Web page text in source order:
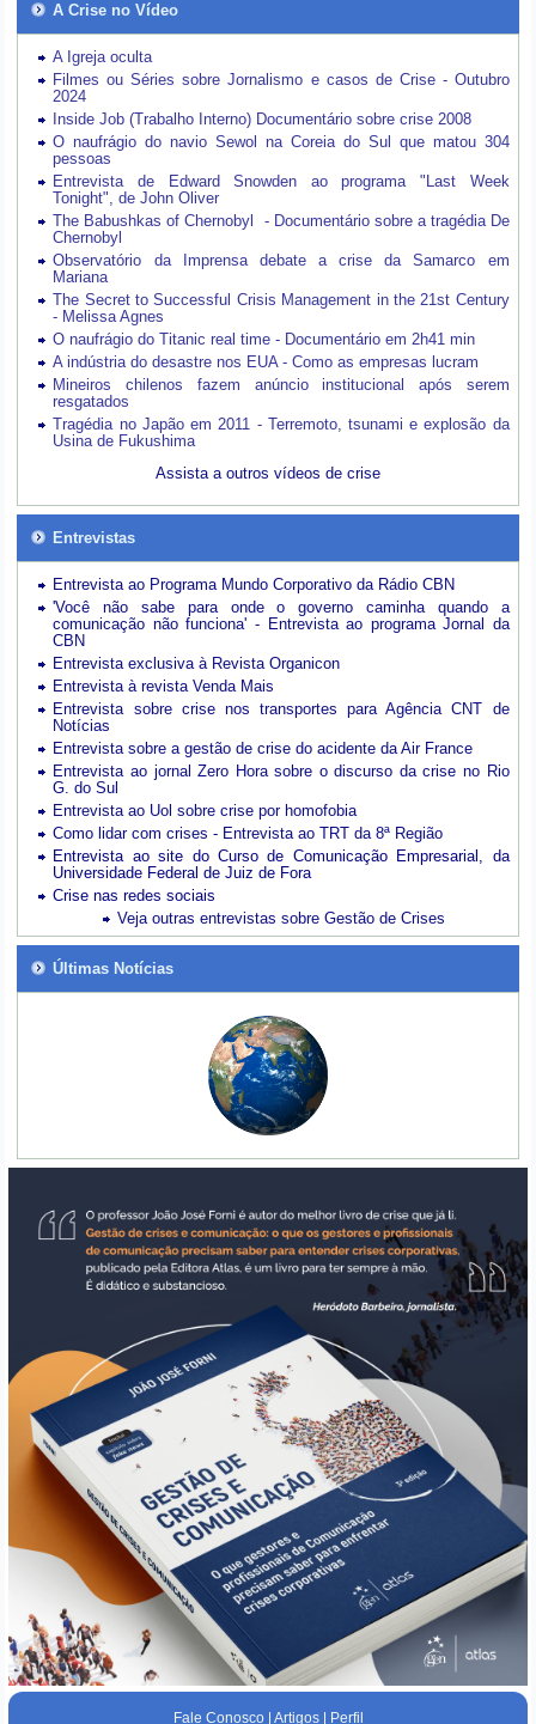
A Crise no Vídeo
A Igreja oculta
Filmes ou Séries sobre Jornalismo e casos de Crise - Outubro
2024
Inside Job (Trabalho Interno) Documentário sobre crise 2008
O naufrágio do navio Sewol na Coreia do Sul que matou 304
pessoas
Entrevista de Edward Snowden ao programa "Last Week
Tonight", de John Oliver
The Babushkas of Chernobyl - Documentário sobre a tragédia De
Chernobyl
Observatório da Imprensa debate a crise da Samarco em
Mariana
The Secret to Successful Crisis Management in the 21st Century
- Melissa Agnes
O naufrágio do Titanic real time - Documentário em 2h41 min
A indústria do desastre nos EUA - Como as empresas lucram
Mineiros chilenos fazem anúncio institucional após serem
resgatados
Tragédia no Japão em 2011 - Terremoto, tsunami e explosão da
Usina de Fukushima
Assista a outros vídeos de crise
Entrevistas
Entrevista ao Programa Mundo Corporativo da Rádio CBN
'Você não sabe para onde o governo caminha quando a
comunicação não funciona' - Entrevista ao programa Jornal da
CBN
Entrevista exclusiva à Revista Organicon
Entrevista à revista Venda Mais
Entrevista sobre crise nos transportes para Agência CNT de
Notícias
Entrevista sobre a gestão de crise do acidente da Air France
Entrevista ao jornal Zero Hora sobre o discurso da crise no Rio
G. do Sul
Entrevista ao Uol sobre crise por homofobia
Como lidar com crises - Entrevista ao TRT da 8ª Região
Entrevista ao site do Curso de Comunicação Empresarial, da
Universidade Federal de Juiz de Fora
Crise nas redes sociais
Veja outras entrevistas sobre Gestão de Crises
Últimas Notícias
Fale Conosco| Artigos| Perfil